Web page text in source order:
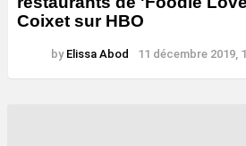
Coixet sur HBO
by Elissa Abod 11 décembre 2019,